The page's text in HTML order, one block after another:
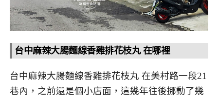
台中麻辣大腸麵線香雞排花枝丸 在哪裡
台中麻辣大腸麵線香雞排花枝丸 在美村路一段21
巷內，之前還是個小店面，這幾年往後挪動了幾